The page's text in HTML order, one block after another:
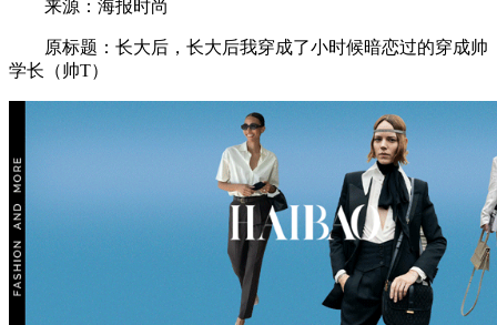
来源：海报时尚
原标题：长大后，长大后我穿成了小时候暗恋过的穿成帅
学长（帅T）